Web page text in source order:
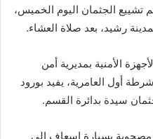
تشييع الجثمان اليوم الخميس،
رشيد، بعد صلاة العشاء.
الأمنية بمديرية أمن
أول العامرية، يفيد بورود
سيدة بدائرة القسم.
مصحوبة بسيارة إسعاف إلى